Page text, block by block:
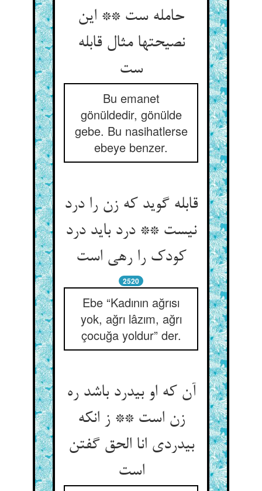
حامله ست ** این
نصیحتها مثال قابله
ست‏
Bu emanet
gönüldedir, gönülde
gebe. Bu nasihatlerse
ebeye benzer.
قابله گوید که زن را درد
نیست ** درد باید درد
کودک را رهی است‏
2520
Ebe “Kadının ağrısı
yok, ağrı lâzım, ağrı
çocuğa yoldur” der.
آن که او بی‏درد باشد ره
زن است ** ز انکه
بی‏دردی انا الحق گفتن
است‏